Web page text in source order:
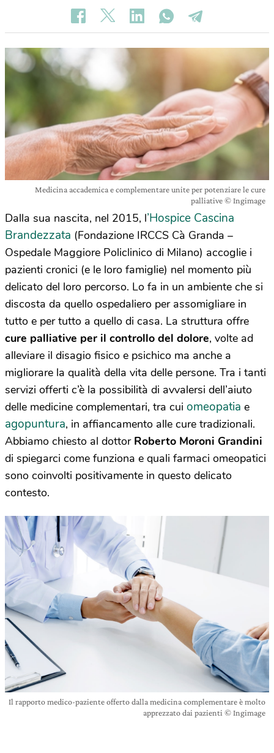
Medicina accademica e complementare unite per potenziare le cure
palliative © Ingimage
Dalla sua nascita, nel 2015, l’Hospice Cascina
Brandezzata (Fondazione IRCCS Cà Granda –
Ospedale Maggiore Policlinico di Milano) accoglie i
pazienti cronici (e le loro famiglie) nel momento più
delicato del loro percorso. Lo fa in un ambiente che si
discosta da quello ospedaliero per assomigliare in
tutto e per tutto a quello di casa. La struttura offre
cure palliative per il controllo del dolore, volte ad
alleviare il disagio fisico e psichico ma anche a
migliorare la qualità della vita delle persone. Tra i tanti
servizi offerti c’è la possibilità di avvalersi dell’aiuto
delle medicine complementari, tra cui omeopatia e
agopuntura, in affiancamento alle cure tradizionali.
Abbiamo chiesto al dottor Roberto Moroni Grandini
di spiegarci come funziona e quali farmaci omeopatici
sono coinvolti positivamente in questo delicato
contesto.
Il rapporto medico-paziente offerto dalla medicina complementare è molto
apprezzato dai pazienti © Ingimage